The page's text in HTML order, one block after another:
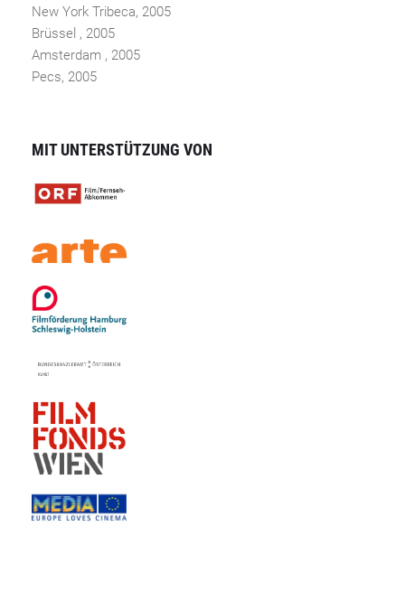
New York Tribeca, 2005
Brüssel , 2005
Amsterdam , 2005
Pecs, 2005
MIT UNTERSTÜTZUNG VON